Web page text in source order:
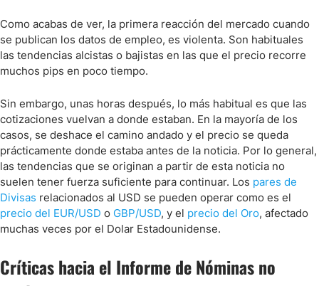
Como acabas de ver, la primera reacción del mercado cuando
se publican los datos de empleo, es violenta. Son habituales
las tendencias alcistas o bajistas en las que el precio recorre
muchos pips en poco tiempo.
Sin embargo, unas horas después, lo más habitual es que las
cotizaciones vuelvan a donde estaban. En la mayoría de los
casos, se deshace el camino andado y el precio se queda
prácticamente donde estaba antes de la noticia. Por lo general,
las tendencias que se originan a partir de esta noticia no
suelen tener fuerza suficiente para continuar. Los pares de
Divisas relacionados al USD se pueden operar como es el
precio del EUR/USD o GBP/USD, y el precio del Oro, afectado
muchas veces por el Dolar Estadounidense.
Críticas hacia el Informe de Nóminas no